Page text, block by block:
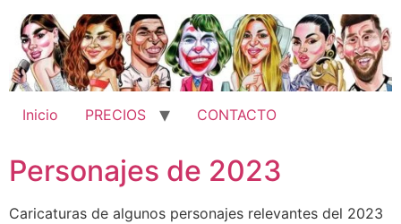
contenido
Inicio PRECIOS CONTACTO
Personajes de 2023
Caricaturas de algunos personajes relevantes del 2023